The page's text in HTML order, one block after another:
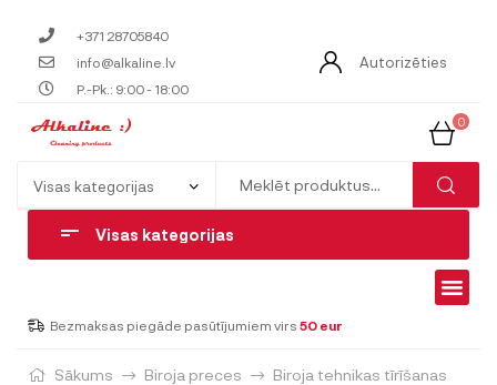
+371 28705840
info@alkaline.lv
P.-Pk.: 9:00 - 18:00
Autorizēties
0
Visas kategorijas
Bezmaksas piegāde pasūtījumiem virs 50 eur
Sākums Biroja preces
Biroja tehnikas tīrīšanas